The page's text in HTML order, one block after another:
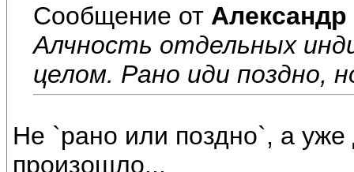
Сообщение от
Алчность отдельных
целом. Рано иди поздно,
Не `рано или поздно`, а уже
произошло...